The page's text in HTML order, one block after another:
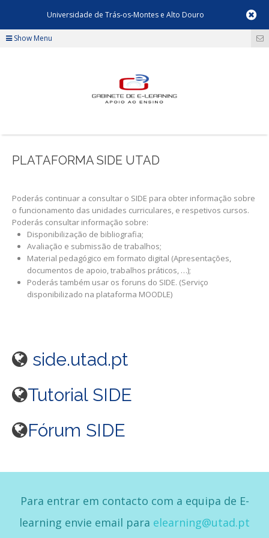
Universidade de Trás-os-Montes e Alto Douro
Show Menu
PLATAFORMA SIDE UTAD
Poderás continuar a consultar o SIDE para obter informação sobre
o funcionamento das unidades curriculares, e respetivos cursos.
Poderás consultar informação sobre:
Disponibilização de bibliografia;
Avaliação e submissão de trabalhos;
Material pedagógico em formato digital (Apresentações,
documentos de apoio, trabalhos práticos, …);
Poderás também usar os foruns do SIDE. (Serviço
disponibilizado na plataforma MOODLE)
side.utad.pt
Tutorial SIDE
Fórum SIDE
Para entrar em contacto com a equipa de E-
learning envie email para elearning@utad.pt